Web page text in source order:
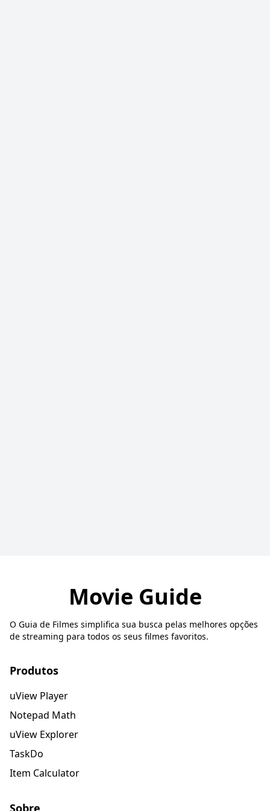
Movie Guide
O Guia de Filmes simplifica sua busca pelas melhores opções
de streaming para todos os seus filmes favoritos.
Produtos
uView Player
Notepad Math
uView Explorer
TaskDo
Item Calculator
Sobre